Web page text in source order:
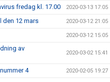
fredag kl. 17.00 2020-03-13 17:05
den 12 mars 2020-03-12 21:05
2020-03-12 15:05
av
2020-03-02 15:41
4 2020-02-05 19:27